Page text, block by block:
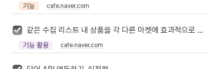
기능 cafe.naver.com
같은 수집 리스트 내 상품을 각 다른 마켓에 효과적으로 업로드하는 방법
기능 활용 cafe.naver.com